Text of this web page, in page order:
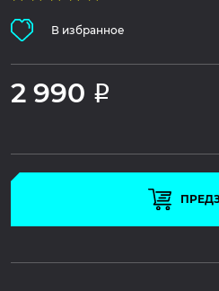
В избранное
2 990 Р